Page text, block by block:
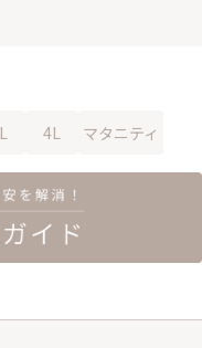
4L マタニティ